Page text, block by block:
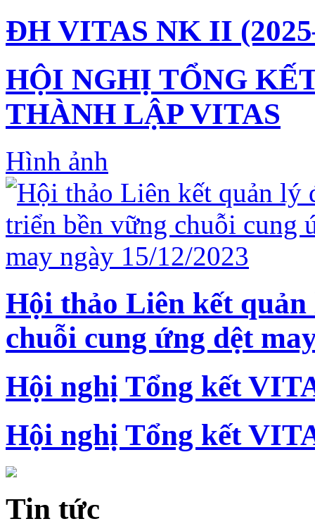
ĐH VITAS NK II
HỘI NGHỊ TỔNG
THÀNH LẬP VITAS
Hình ảnh
Hội thảo Liên kết
chuỗi cung ứng dệt
Hội nghị Tổng kết
Hội nghị Tổng kết
Tin tức